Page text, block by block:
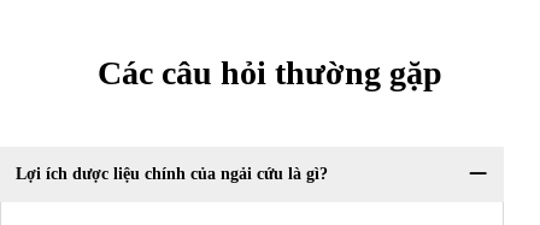
Các câu hỏi thường gặp
Lợi ích dược liệu chính của ngải cứu là gì?